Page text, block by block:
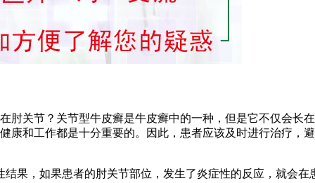
肘关节？关节型牛皮癣是牛皮癣中的一种，但是它不仅会
康和工作都是十分重要的。因此，患者应该及时进行治疗
果，如果患者的肘关节部位，发生了炎症性的反应，就会